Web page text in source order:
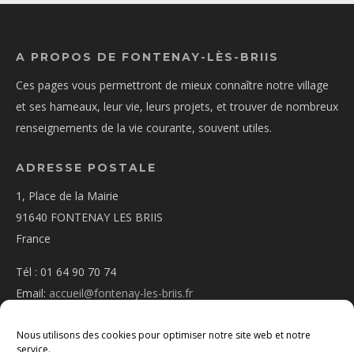
Nous utilisons des cookies pour optimiser notre site web et notre
service.
A PROPOS DE FONTENAY-LÈS-BRIIS
Ces pages vous permettront de mieux connaître notre village
et ses hameaux, leur vie, leurs projets, et trouver de nombreux
renseignements de la vie courante, souvent utiles.
ADRESSE POSTALE
1, Place de la Mairie
91640 FONTENAY LES BRIIS
France
Tél : 01 64 90 70 74
Email: accueil@fontenay-les-briis.fr